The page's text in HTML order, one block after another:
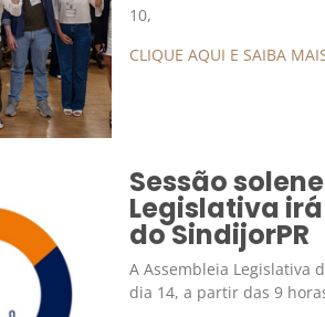
10,
CLIQUE AQUI E SAIBA
Sessão
Legislativa
do SindijorPR
A Assembleia Legislativa
dia 14, a partir das 9